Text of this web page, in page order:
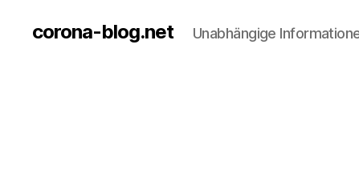
corona-blog.net Unabhängige